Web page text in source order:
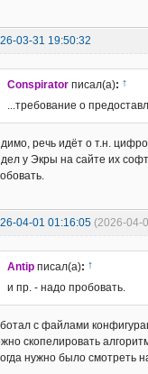
03-31 19:50:32
Conspirator писал(а): ↑
...требование о
речь идёт о т.н.
у Экры на сайте их
04-01 01:16:05 (2026-04-
Antip писал(а): ↑
и пр. - надо пробовать.
с файлами
скопелировать
нужно было смотреть